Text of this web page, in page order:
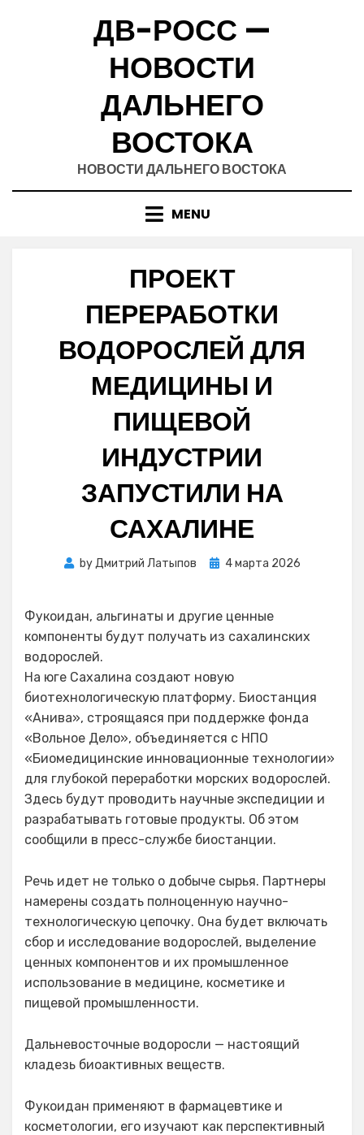
ДВ-РОСС —
НОВОСТИ
ДАЛЬНЕГО
ВОСТОКА
НОВОСТИ ДАЛЬНЕГО ВОСТОКА
MENU
ПРОЕКТ
ПЕРЕРАБОТКИ
ВОДОРОСЛЕЙ ДЛЯ
МЕДИЦИНЫ И
ПИЩЕВОЙ
ИНДУСТРИИ
ЗАПУСТИЛИ НА
САХАЛИНЕ
byДмитрий Латыпов
Posted
4 марта 2026
Фукоидан, альгинаты и другие ценные
компоненты будут получать из сахалинских
водорослей.
На юге Сахалина создают новую
биотехнологическую платформу. Биостанция
«Анива», строящаяся при поддержке фонда
«Вольное Дело», объединяется с НПО
«Биомедицинские инновационные технологии»
для глубокой переработки морских водорослей.
Здесь будут проводить научные экспедиции и
разрабатывать готовые продукты. Об этом
сообщили в пресс-службе биостанции.
Речь идет не только о добыче сырья. Партнеры
намерены создать полноценную научно-
технологическую цепочку. Она будет включать
сбор и исследование водорослей, выделение
ценных компонентов и их промышленное
использование в медицине, косметике и
пищевой промышленности.
Дальневосточные водоросли — настоящий
кладезь биоактивных веществ.
Фукоидан применяют в фармацевтике и
косметологии, его изучают как перспективный